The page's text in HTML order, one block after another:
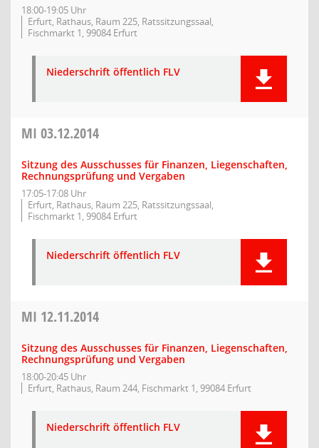
18:00-19:05 Uhr
Erfurt, Rathaus, Raum 225, Ratssitzungssaal,
Fischmarkt 1, 99084 Erfurt
Niederschrift öffentlich FLV
MI 03.12.2014
Sitzung des Ausschusses für Finanzen, Liegenschaften,
Rechnungsprüfung und Vergaben
17:05-17:08 Uhr
Erfurt, Rathaus, Raum 225, Ratssitzungssaal,
Fischmarkt 1, 99084 Erfurt
Niederschrift öffentlich FLV
MI 12.11.2014
Sitzung des Ausschusses für Finanzen, Liegenschaften,
Rechnungsprüfung und Vergaben
18:00-20:45 Uhr
Erfurt, Rathaus, Raum 244, Fischmarkt 1, 99084 Erfurt
Niederschrift öffentlich FLV